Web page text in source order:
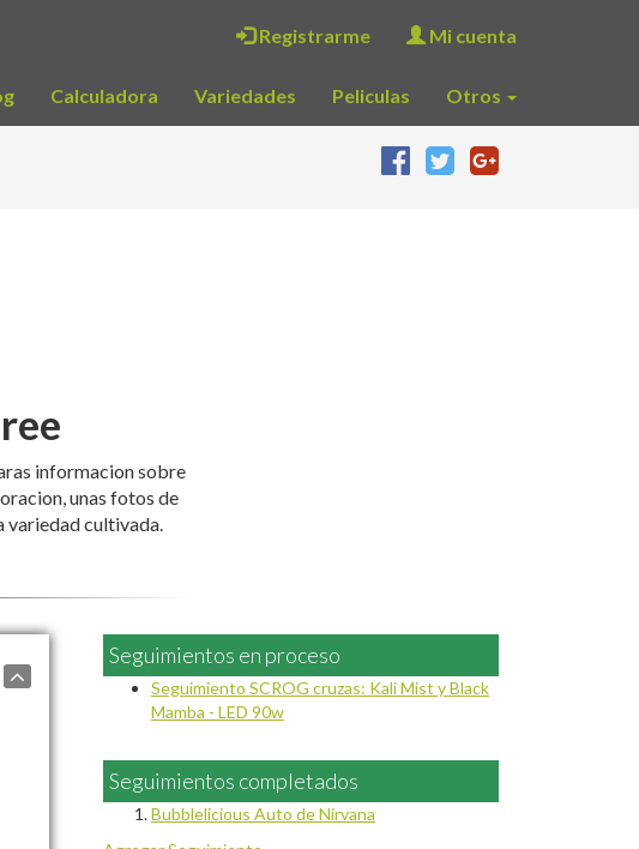
Registrarme Mi cuenta
Calculadora Variedades Peliculas Otros
informacion sobre
unas fotos de
variedad cultivada.
Seguimientos en proceso
Seguimiento SCROG cruzas: Kali Mist y Black
Mamba - LED 90w
Seguimientos completados
Bubblelicious Auto de Nirvana